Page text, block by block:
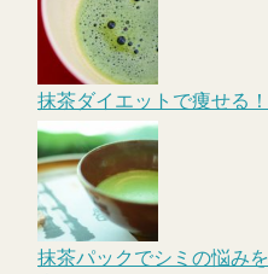
抹茶ダイエットで痩せる
抹茶パックでシミの悩み